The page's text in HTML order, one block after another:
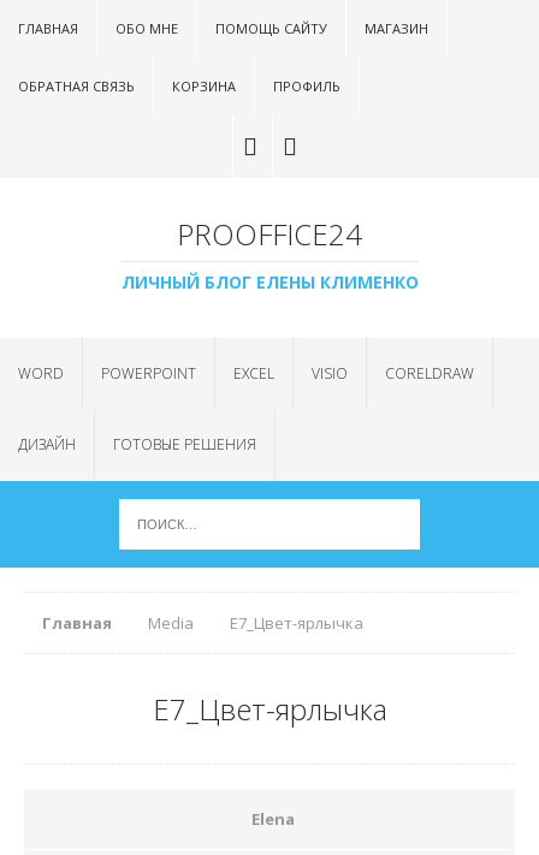
ГЛАВНАЯ ОБО МНЕ ПОМОЩЬ САЙТУ МАГАЗИН
ОБРАТНАЯ СВЯЗЬ КОРЗИНА ПРОФИЛЬ
PROOFFICE24
ЛИЧНЫЙ БЛОГ ЕЛЕНЫ КЛИМЕНКО
WORD POWERPOINT EXCEL VISIO CORELDRAW
ДИЗАЙН ГОТОВЫЕ РЕШЕНИЯ
Главная Media Е7_Цвет-ярлычка
Е7_Цвет-ярлычка
Elena